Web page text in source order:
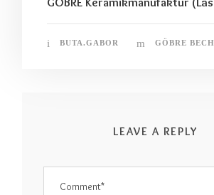
BUTA.GABOR GÖBRE
LEAVE A REPLY